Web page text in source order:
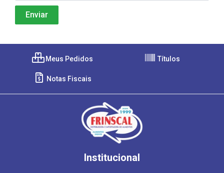
Meus Pedidos Títulos
Notas Fiscais
Institucional